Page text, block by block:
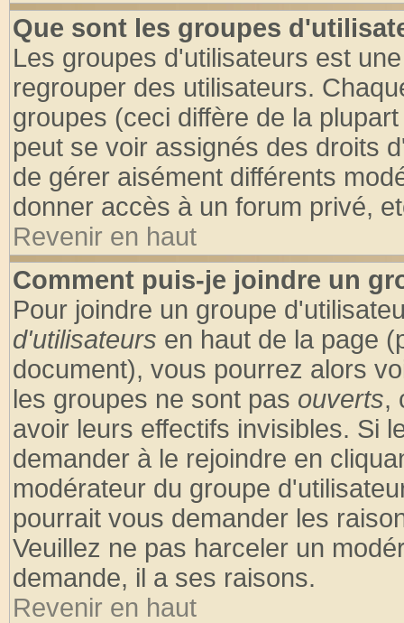
Que sont les groupes
Les groupes d'utilisateurs est
regrouper des utilisateurs.
groupes (ceci diffère de la
peut se voir assignés des droits
de gérer aisément différents
donner accès à un forum privé,
Revenir en haut
Comment puis-je joindre un
Pour joindre un groupe
d'utilisateurs en haut de la page
document), vous pourrez alors
les groupes ne sont pas ouverts,
avoir leurs effectifs invisibles. Si
demander à le rejoindre en
modérateur du groupe
pourrait vous demander les
Veuillez ne pas harceler un
demande, il a ses raisons.
Revenir en haut